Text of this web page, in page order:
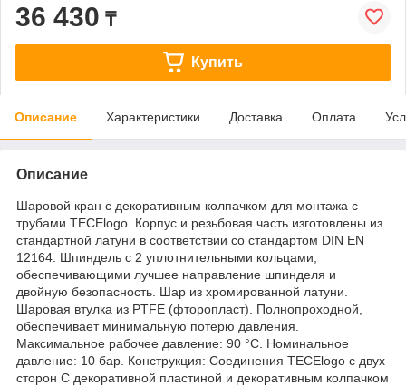
36 430 ₸
Купить
Описание Характеристики Доставка Оплата
Описание
Шаровой кран с декоративным колпачком для монтажа с
трубами TECElogo. Корпус и резьбовая часть изготовлены из
стандартной латуни в соответствии со стандартом DIN EN
12164. Шпиндель с 2 уплотнительными кольцами,
обеспечивающими лучшее направление шпинделя и
двойную безопасность. Шар из хромированной латуни.
Шаровая втулка из PTFE (фторопласт). Полнопроходной,
обеспечивает минимальную потерю давления.
Максимальное рабочее давление: 90 °C. Номинальное
давление: 10 бар. Конструкция: Соединения TECElogo с двух
сторон C декоративной пластиной и декоративным колпачком